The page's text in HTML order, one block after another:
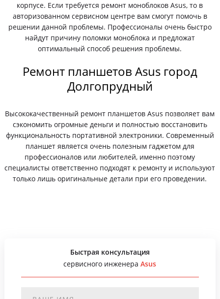
корпусе. Если требуется ремонт моноблоков Asus, то в
авторизованном сервисном центре вам смогут помочь в
решении данной проблемы. Профессионалы очень быстро
найдут причину поломки моноблока и предложат
оптимальный способ решения проблемы.
Ремонт планшетов Asus город
Долгопрудный
Высококачественный ремонт планшетов Asus позволяет вам
сэкономить огромные деньги и полностью восстановить
функциональность портативной электроники. Современный
планшет является очень полезным гаджетом для
профессионалов или любителей, именно поэтому
специалисты ответственно подходят к ремонту и используют
только лишь оригинальные детали при его проведении.
Быстрая консультация
сервисного инженераAsus